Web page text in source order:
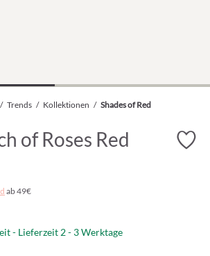
/ Trends / Kollektionen / Shades of Red
of Roses Red
ab 49€
- Lieferzeit 2 - 3 Werktage